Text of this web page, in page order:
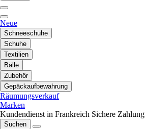
Neue
Schneeschuhe
Schuhe
Textilien
Bälle
Zubehör
Gepäckaufbewahrung
Räumungsverkauf
Marken
Kundendienst in Frankreich Sichere Zahlung
Suchen